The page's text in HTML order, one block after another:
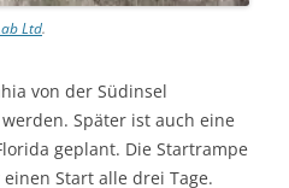
Ltd.
von der Südinsel
Später ist auch eine
geplant. Die Startrampe
Start alle drei Tage.